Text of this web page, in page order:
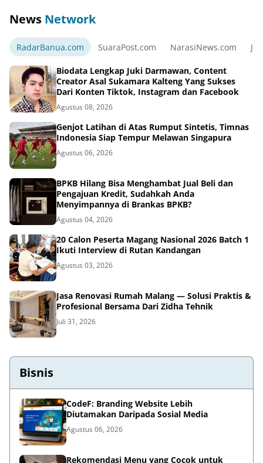
News Network
RadarBanua.com SuaraPost.com NarasiNews.com
Biodata Lengkap Juki Darmawan, Content
Creator Asal Sukamara Kalteng Yang Sukses
Dari Konten Tiktok, Instagram dan Facebook
Agustus 08, 2026
Genjot Latihan di Atas Rumput Sintetis, Timnas
Indonesia Siap Tempur Melawan Singapura
Agustus 06, 2026
BPKB Hilang Bisa Menghambat Jual Beli dan
Pengajuan Kredit, Sudahkah Anda
Menyimpannya di Brankas BPKB?
Agustus 04, 2026
20 Calon Peserta Magang Nasional 2026 Batch 1
Ikuti Interview di Rutan Kandangan
Agustus 03, 2026
Jasa Renovasi Rumah Malang — Solusi Praktis &
Profesional Bersama Dari Zidha Tehnik
Juli 31, 2026
Bisnis
CodeF: Branding Website Lebih
Diutamakan Daripada Sosial Media
Agustus 06, 2026
Rekomendasi Menu yang Cocok untuk